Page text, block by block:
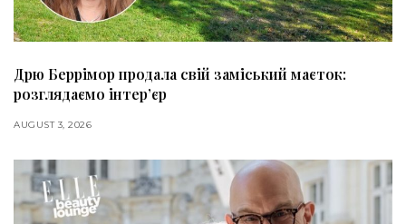
Дрю Беррімор продала свій заміський маєток:
розглядаємо інтер’єр
AUGUST 3, 2026